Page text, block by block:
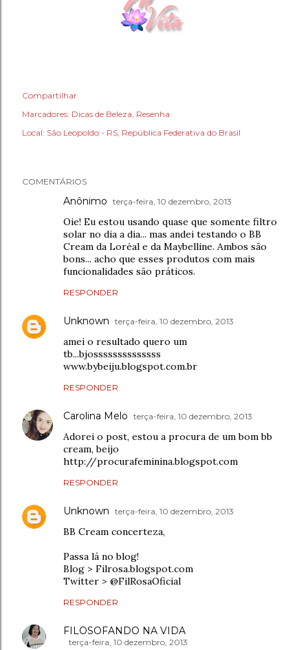
Compartilhar
Marcadores: Dicas de Beleza Resenha
Local: São Leopoldo - RS, República Federativa do Brasil
COMENTÁRIOS
Anônimo terça-feira, 10 dezembro, 2013
Oie! Eu estou usando quase que somente filtro
solar no dia a dia... mas andei testando o BB
Cream da Loréal e da Maybelline. Ambos são
bons... acho que esses produtos com mais
funcionalidades são práticos.
RESPONDER
Unknown terça-feira, 10 dezembro, 2013
amei o resultado quero um
tb...bjossssssssssssss
www.bybeiju.blogspot.com.br
RESPONDER
Carolina Melo terça-feira, 10 dezembro, 2013
Adorei o post, estou a procura de um bom bb
cream, beijo
http://procurafeminina.blogspot.com
RESPONDER
Unknown terça-feira, 10 dezembro, 2013
BB Cream concerteza,
Passa lá no blog!
Blog > Filrosa.blogspot.com
Twitter > @FilRosaOficial
RESPONDER
FILOSOFANDO NA VIDA
terça-feira, 10 dezembro, 2013